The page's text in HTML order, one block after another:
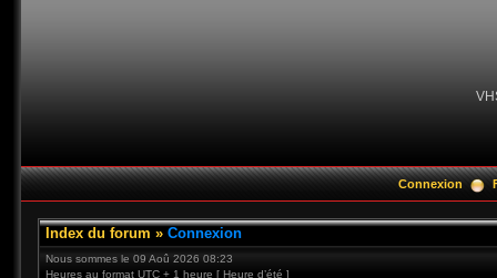
Connexion
Index du forum » Connexion
Nous sommes le 09 Aoû 2026 08:23
Heures au format UTC + 1 heure [ Heure d’été ]